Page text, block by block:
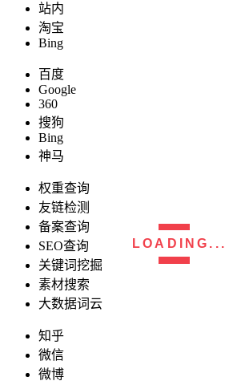
LOADING...
站内
淘宝
Bing
百度
Google
360
搜狗
Bing
神马
权重查询
友链检测
备案查询
SEO查询
关键词挖掘
素材搜索
大数据词云
知乎
微信
微博